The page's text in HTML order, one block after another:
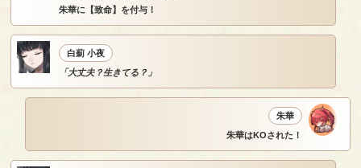
朱華に【致命】を付与！
白薊 小夜
「大丈夫？生きてる？」
朱華
朱華はKOされた！